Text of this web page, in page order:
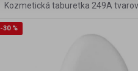
Kozmetická taburetka 249A
-30 %